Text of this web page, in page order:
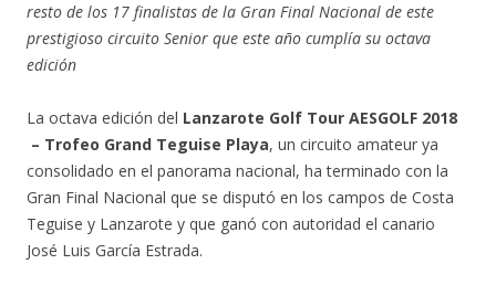
resto de los 17 finalistas de la Gran Final Nacional de este
prestigioso circuito Senior que este año cumplía su octava
edición
La octava edición del Lanzarote Golf Tour AESGOLF 2018
– Trofeo Grand Teguise Playa, un circuito amateur ya
consolidado en el panorama nacional, ha terminado con la
Gran Final Nacional que se disputó en los campos de Costa
Teguise y Lanzarote y que ganó con autoridad el canario
José Luis García Estrada.